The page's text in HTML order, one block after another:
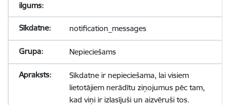
notification_messages
Nepieciešams
Sīkdatne ir nepieciešama, lai visiem
lietotājiem nerādītu ziņojumus pēc tam,
kad viņi ir izlasījuši un aizvēruši tos.